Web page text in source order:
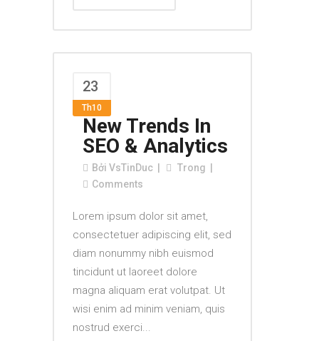
23
Th10
New Trends In
SEO & Analytics
Bởi VsTinDuc
Trong
Comments
Lorem ipsum dolor sit amet,
consectetuer adipiscing elit, sed
diam nonummy nibh euismod
tincidunt ut laoreet dolore
magna aliquam erat volutpat. Ut
wisi enim ad minim veniam, quis
nostrud exerci...